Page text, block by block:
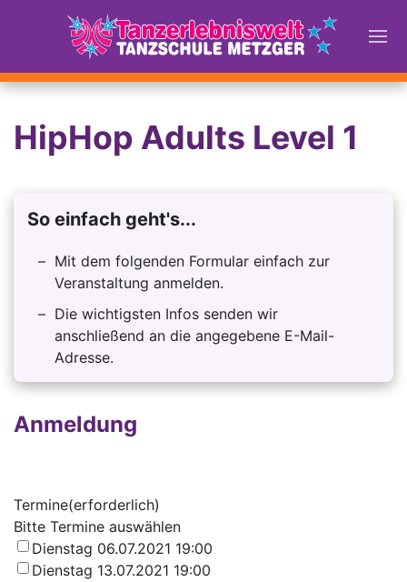
HipHop Adults Level 1
So einfach geht's...
Mit dem folgenden Formular einfach zur
Veranstaltung anmelden.
Die wichtigsten Infos senden wir
anschließend an die angegebene E-Mail-
Adresse.
Anmeldung
Termine(erforderlich)
Bitte Termine auswählen
Dienstag 06.07.2021 19:00
Dienstag 13.07.2021 19:00